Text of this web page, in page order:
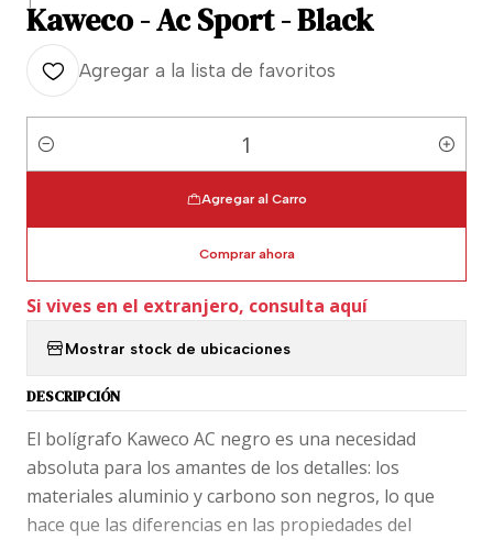
Kaweco - Ac Sport - Black
Agregar a la lista de favoritos
Cantidad
Agregar al Carro
Comprar ahora
Si vives en el extranjero, consulta aquí
Mostrar stock de ubicaciones
DESCRIPCIÓN
El bolígrafo Kaweco AC negro es una necesidad
absoluta para los amantes de los detalles: los
materiales aluminio y carbono son negros, lo que
hace que las diferencias en las propiedades del